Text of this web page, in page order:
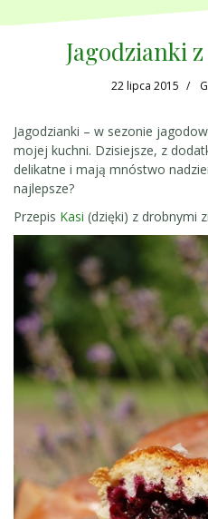
Jagodzianki
22 lipca 2015
Jagodzianki – w sezonie
mojej kuchni. Dzisiejsze, z
delikatne i mają mnóstwo
najlepsze?
Przepis Kasi (dzięki) z drobnymi